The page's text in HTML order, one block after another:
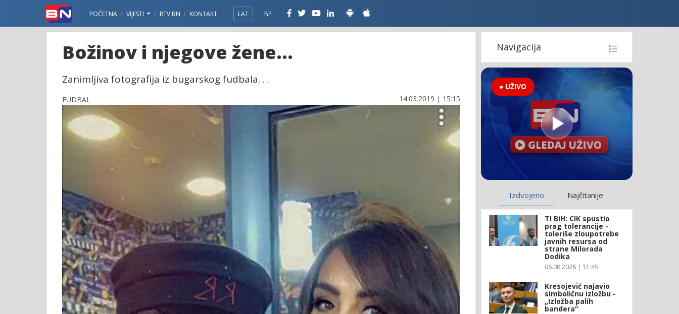
POČETNA VIJESTI RTV BN KONTAKT LAT ЋР
Božinov i njegove žene...
Zanimljiva fotografija iz bugarskog fudbala. . .
FUDBAL 14.03.2019 | 15:15
Navigacija
● UŽIVO
Izdvojeno Najčitanije
TI BiH: CIK spustio
prag tolerancije -
toleriše zloupotrebe
javnih resursa od
strane Milorada
Dodika
06.08.2026 | 11:45
Kresojević najavio
simboličnu izložbu -
„Izložba palih
bandera“